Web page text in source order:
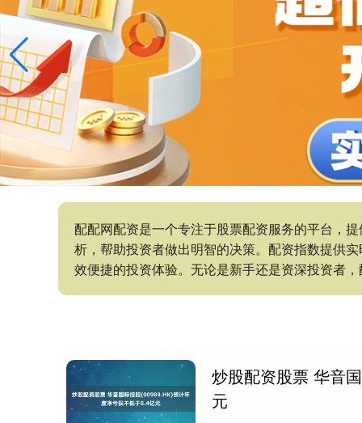
配配网配资是一个专注于股票配资服务的平台，
析，帮助投资者做出明智的决策。配资指数提供
效便捷的投资体验。无论是新手还是资深投资者
炒股配资股票 华音
元